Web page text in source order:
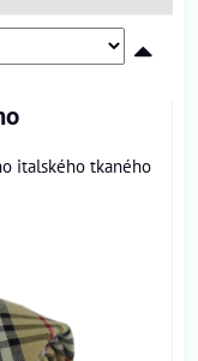
italského tkaného